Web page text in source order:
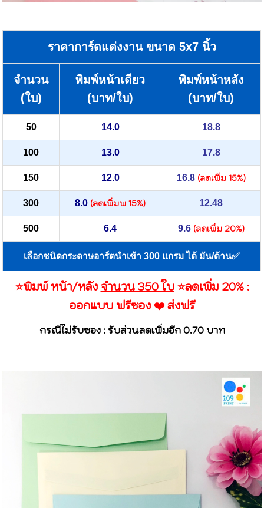
ราคาการ์ดแต่งงาน ขนาด 5x7 นิ้ว
จำนวน
(ใบ)
พิมพ์หน้าเดียว
(บาท/ใบ)
พิมพ์หน้าหลัง
(บาท/ใบ)
50 14.0 18.8
100 13.0 17.8
150 12.0 16.8 (ลดเพิ่ม 15%)
300 8.0 (ลดเพิ่มพ 15%) 12.48
500 6.4 9.6 (ลดเพิ่ม 20%)
เลือกชนิดกระดาษอาร์ตนำเข้า 300 แกรม ได้ มัน/ด้าน✅
⭐️พิมพ์ หน้า/หลัง จำนวน 350 ใบ⭐️ลดเพิ่ม 20% :
ออกแบบ ฟรีซอง ❤️ ส่งฟรี
กรณีไม่รับซอง : รับส่วนลดเพิ่มอีก 0.70 บาท